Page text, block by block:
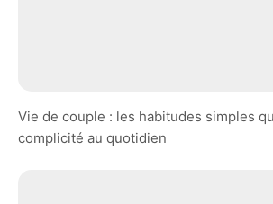
Vie de couple : les habitudes simples
complicité au quotidien